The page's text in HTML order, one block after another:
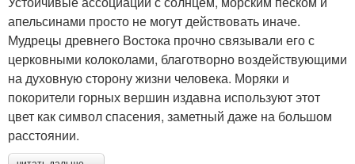
апельсинами просто не могут действовать иначе.
Мудрецы древнего Востока прочно связывали его с
церковными колоколами, благотворно воздействующими
на духовную сторону жизни человека. Моряки и
покорители горных вершин издавна используют этот
цвет как символ спасения, заметный даже на большом
расстоянии.